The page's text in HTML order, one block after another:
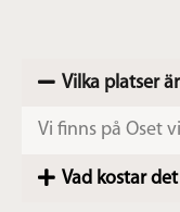
Vilka platser
Vi finns på Oset
Vad kostar